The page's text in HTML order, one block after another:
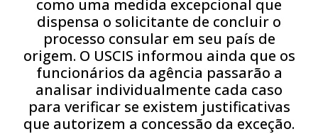
como uma medida excepcional que
dispensa o solicitante de concluir o
processo consular em seu país de
origem. O USCIS informou ainda que os
funcionários da agência passarão a
analisar individualmente cada caso
para verificar se existem justificativas
que autorizem a concessão da exceção.